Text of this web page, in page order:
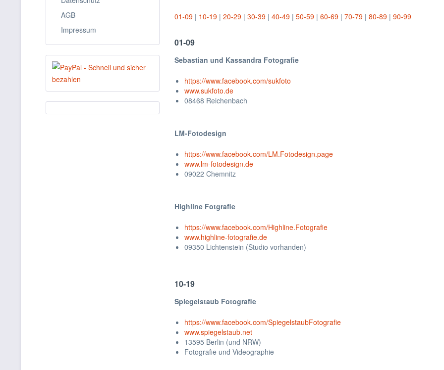
AGB
Impressum
01-09 | 10-19 | 20-29 | 30-39 | 40-49 | 50-59 | 60-69 | 70-79 | 80-89 | 90-99
01-09
Sebastian und Kassandra Fotografie
https://www.facebook.com/sukfoto
www.sukfoto.de
08468 Reichenbach
LM-Fotodesign
https://www.facebook.com/LM.Fotodesign.page
www.lm-fotodesign.de
09022 Chemnitz
Highline Fotgrafie
https://www.facebook.com/Highline.Fotografie
www.highline-fotografie.de
09350 Lichtenstein (Studio vorhanden)
10-19
Spiegelstaub Fotografie
https://www.facebook.com/SpiegelstaubFotografie
www.spiegelstaub.net
13595 Berlin (und NRW)
Fotografie und Videographie